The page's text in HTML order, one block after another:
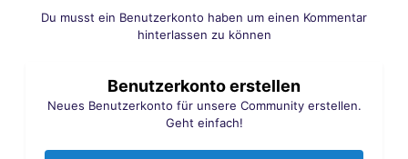
Du musst ein Benutzerkonto haben um einen Kommentar
hinterlassen zu können
Benutzerkonto erstellen
Neues Benutzerkonto für unsere Community erstellen.
Geht einfach!